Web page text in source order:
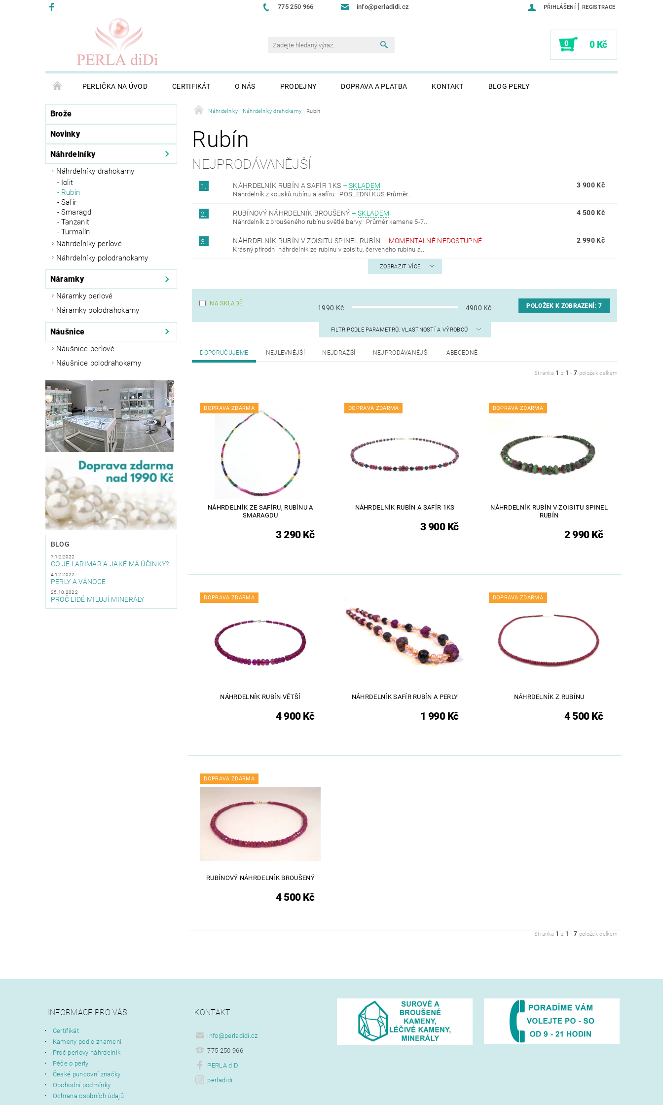
775 250 966 info@perladidi.cz PŘIHLÁŠENÍ | REGISTRACE
0 0 Kč
PERLIČKA NA ÚVOD CERTIFIKÁT O NÁS PRODEJNY DOPRAVA A PLATBA KONTAKT BLOG PERLY
Brože
Náhrdelníky
Náhrdelníky drahokamy
Iolit
Rubín
Safír
Smaragd
Tanzanit
Turmalín
Náhrdelníky perlové
Náhrdelníky polodrahokamy
Náramky
Náramky perlové
Náramky polodrahokamy
Náušnice
Náušnice perlové
Náušnice polodrahokamy
Novinky
BLOG
7.12.2022
CO JE LARIMAR A JAKÉ MÁ ÚČINKY?
4.12.2022
PERLY A VÁNOCE
25.10.2022
PROČ LIDÉ MILUJÍ MINERÁLY
Náhrdelníky Náhrdelníky drahokamy Rubín
Rubín
NEJPRODÁVANĚJŠÍ
1. NÁHRDELNÍK RUBÍN A SAFÍR 1KS –SKLADEM
Náhrdelník z kousků rubínu a safíru. POSLEDNÍ KUS.Průměr...
3 900 Kč
2. RUBÍNOVÝ NÁHRDELNÍK BROUŠENÝ –SKLADEM
Náhrdelník z broušeného rubínu světlé barvy. Průměr kamene 5-7...
4 500 Kč
3. NÁHRDELNÍK RUBÍN V ZOISITU SPINEL RUBÍN – MOMENTALNĚ NEDOSTUPNÉ
Krásný přírodní náhrdelník ze rubínu v zoisitu, červeného rubínu a...
2 990 Kč
ZOBRAZIT VÍCE
NA SKLADĚ
1990 Kč 4900 Kč POLOŽEK K ZOBRAZENÍ:7
FILTR PODLE PARAMETRŮ, VLASTNOSTÍ A VÝROBCŮ
DOPORUČUJEME NEJLEVNĚJŠÍ NEJDRAŽŠÍ NEJPRODÁVANĚJŠÍ ABECEDNĚ
Stránka 1 z 1 -7 položek celkem
DOPRAVA ZDARMA
NÁHRDELNÍK ZE SAFÍRU, RUBÍNU A
SMARAGDU
3 290 Kč
DOPRAVA ZDARMA
NÁHRDELNÍK RUBÍN A SAFÍR 1KS
3 900 Kč
DOPRAVA ZDARMA
NÁHRDELNÍK RUBÍN V ZOISITU SPINEL
RUBÍN
2 990 Kč
DOPRAVA ZDARMA
NÁHRDELNÍK RUBÍN VĚTŠÍ
4 900 Kč
NÁHRDELNÍK SAFÍR RUBÍN A PERLY
1 990 Kč
DOPRAVA ZDARMA
NÁHRDELNÍK Z RUBÍNU
4 500 Kč
DOPRAVA ZDARMA
RUBÍNOVÝ NÁHRDELNÍK BROUŠENÝ
4 500 Kč
Stránka 1 z 1 -7 položek celkem
INFORMACE PRO VÁS
Certifikát
Kameny podle znamení
Proč perlový náhrdelník
Péče o perly
České puncovní značky
Obchodní podmínky
Ochrana osobních údajů
KONTAKT
info@perladidi.cz
775 250 966
PERLA diDi
perladidi